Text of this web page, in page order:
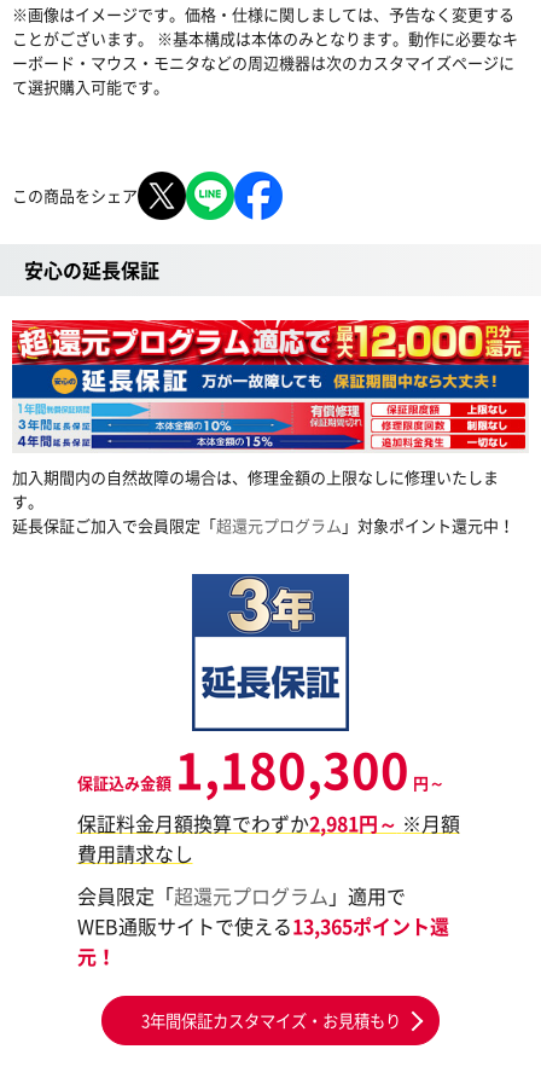
※画像はイメージです。価格・仕様に関しましては、予告なく変更する
ことがございます。 ※基本構成は本体のみとなります。動作に必要なキ
ーボード・マウス・モニタなどの周辺機器は次のカスタマイズページに
て選択購入可能です。
この商品をシェア
安心の延長保証
加入期間内の自然故障の場合は、修理金額の上限なしに修理いたしま
す。
延長保証ご加入で会員限定「超還元プログラム 」対象ポイント還元中！
保証込み金額 1,180,300 円～
保証料金月額換算でわずか2,981円～ ※月額
費用請求なし
会員限定「超還元プログラム 」適用で
WEB通販サイトで使える13,365ポイント還
元！
3年間保証カスタマイズ・お見積もり